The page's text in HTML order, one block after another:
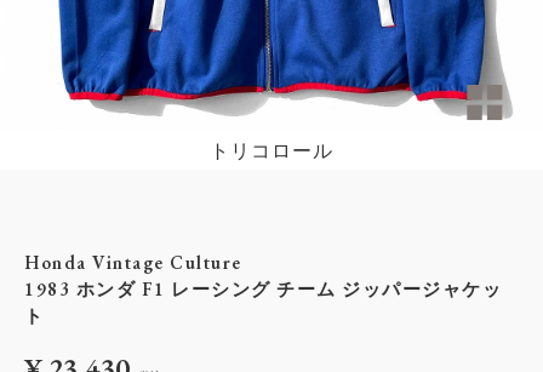
トリコロール
Honda Vintage Culture
1983 ホンダ F1 レーシング チーム ジッパージャケッ
ト